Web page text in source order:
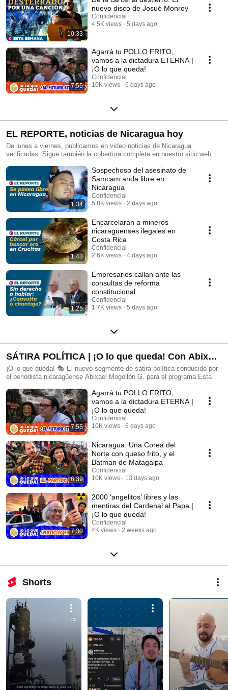
10:33
nuevo disco de Josué Monroy
Confidencial
4.5K views
5 days ago
7:55
Agarrá tu POLLO FRITO,
vamos a la dictadura ETERNA |
¡O lo que queda!
Confidencial
10K views
6 days ago
EL REPORTE, noticias de Nicaragua hoy
De lunes a viernes, publicamos en video noticias de Nicaragua
verificadas. Sigue también la cobertura completa en nuestro sitio web:
1:34
Sospechoso del asesinato de
Samcam anda libre en
Nicaragua
Confidencial
5.8K views
2 days ago
1:43
Encarcelarán a mineros
nicaragüenses ilegales en
Costa Rica
Confidencial
2.6K views
4 days ago
1:25
Empresarios callan ante las
consultas de reforma
constitucional
Confidencial
1.7K views
5 days ago
SÁTIRA POLÍTICA | ¡O lo que queda! Con Abixael
Mogollón G.
¡O lo que queda! 🎭 El nuevo segmento de sátira política conducido por
el periodista nicaragüense Abixael Mogollón G. para el programa Esta
absurdo hiperbólico, este espacio desnuda las contradicciones del poder
y los abusos en Nicaragua, sin perder el rigor periodístico ni el
compromiso con la verdad. Que la risa sea una excusa para hablar de la
compleja realidad del país, reflexionar y resistir frente a la censura. 🔴
Nuevos episodios todos los domingos al cierre de las transmisiones en
vivo de Esta Semana en nuestro canal Confidencial Nica.
¡Acompañanos a contar las noticias mientras nos reímos y
denunciamos! #SátiraPolítica #Nicaragua #AbixaelMogollón
#EstaSemana #Confidencial
7:55
Agarrá tu POLLO FRITO,
vamos a la dictadura ETERNA |
¡O lo que queda!
Confidencial
10K views
6 days ago
6:39
Nicaragua: Una Corea del
Norte con queso frito, y el
Batman de Matagalpa
Confidencial
10K views
13 days ago
7:30
2000 ‘angelitos’ libres y las
mentiras del Cardenal al Papa |
¡O lo que queda!
Confidencial
4K views
2 weeks ago
Shorts